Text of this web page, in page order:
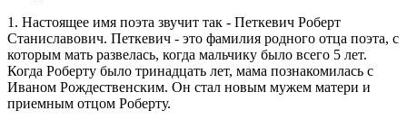
1. Настоящее имя поэта звучит так - Петкевич Роберт
Станиславович. Петкевич - это фамилия родного отца поэта, с
которым мать развелась, когда мальчику было всего 5 лет.
Когда Роберту было тринадцать лет, мама познакомилась с
Иваном Рождественским. Он стал новым мужем матери и
приемным отцом Роберту.